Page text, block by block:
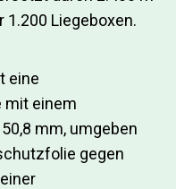
1.200 Liegeboxen.
eine
mit einem
mm, umgeben
gegen